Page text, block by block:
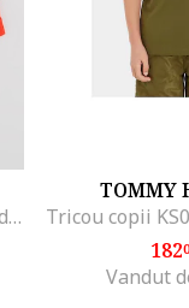
Pantaloni scurti din amestec de bumbac cu snur, Rosu
TOMMY
Tricou copii
182
Vandut